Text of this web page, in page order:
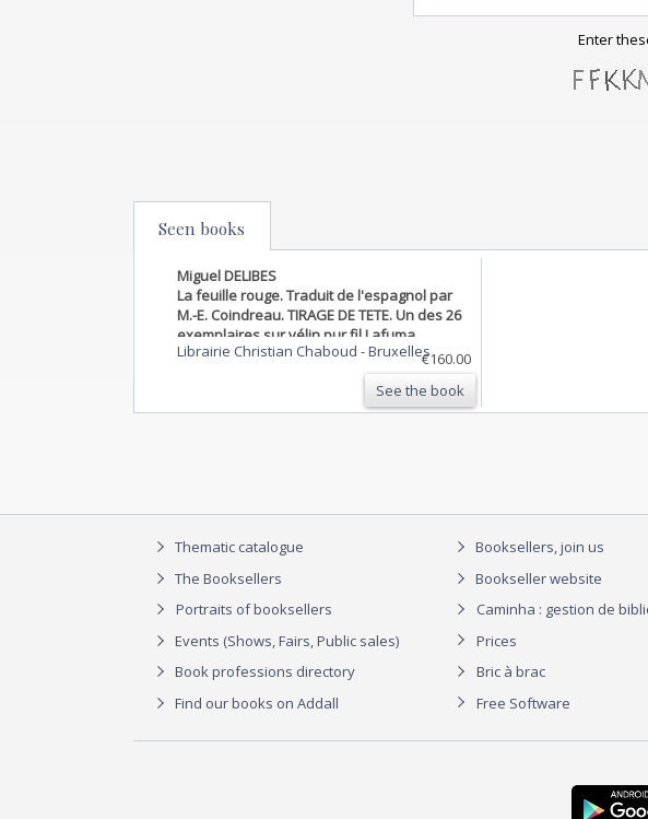
Enter
Seen books
Miguel DELIBES
La feuille rouge. Traduit de l'espagnol par
M.-E. Coindreau. TIRAGE DE TETE. Un des 26
exemplaires sur vélin pur fil Lafuma
Navarre. Seul grand papier.
Librairie Christian Chaboud -Bruxelles€160.00
See the book
Thematic catalogue
The Booksellers
Portraits of booksellers
Events (Shows, Fairs, Public sales)
Book professions directory
Find our books on Addall
Booksellers, join us
Bookseller website
Caminha : gestion de
Prices
Bric à brac
Free Software